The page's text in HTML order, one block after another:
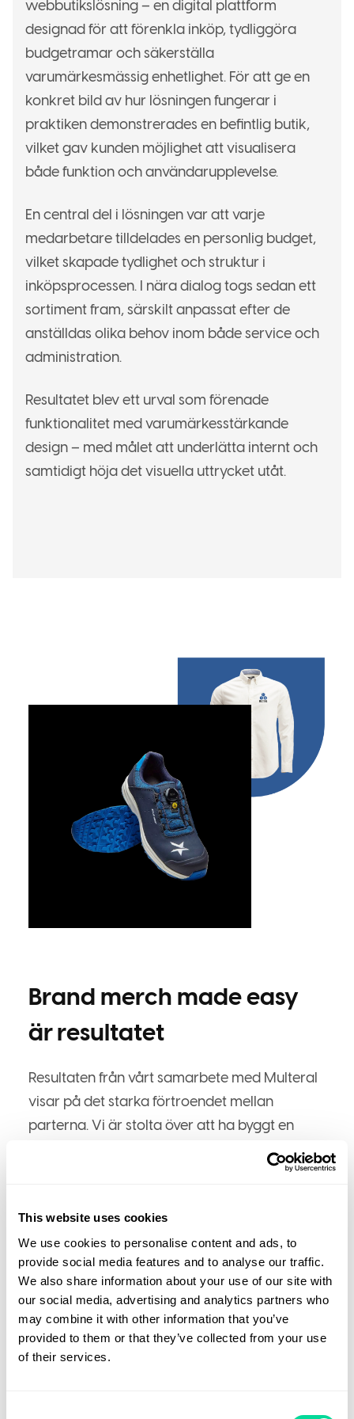
This website uses cookies
We use cookies to personalise content and ads, to
provide social media features and to analyse our traffic.
We also share information about your use of our site with
our social media, advertising and analytics partners who
may combine it with other information that you’ve
provided to them or that they’ve collected from your use
of their services.
webbutikslösning – en digital plattform
designad för att förenkla inköp, tydliggöra
budgetramar och säkerställa
varumärkesmässig enhetlighet. För att ge en
konkret bild av hur lösningen fungerar i
praktiken demonstrerades en befintlig butik,
vilket gav kunden möjlighet att visualisera
både funktion och användarupplevelse.
En central del i lösningen var att varje
medarbetare tilldelades en personlig budget,
vilket skapade tydlighet och struktur i
inköpsprocessen. I nära dialog togs sedan ett
sortiment fram, särskilt anpassat efter de
anställdas olika behov inom både service och
administration.
Resultatet blev ett urval som förenade
funktionalitet med varumärkesstärkande
design – med målet att underlätta internt och
samtidigt höja det visuella uttrycket utåt.
Brand merch made easy
är resultatet
Resultaten från vårt samarbete med Multeral
visar på det starka förtroendet mellan
parterna. Vi är stolta över att ha byggt en
relation baserad på ömsesidig tillit och en
djup förståelse för deras specifika behov och
Ett av de mest övertygande bevisen på det
framgångsrika partnerskapet är den
markanta ökningen i regelbundna inköp från
Multeral. Detta är en tydlig indikation på vår
förmåga att möta deras behov och överträffa
förväntningarna. Dessutom valde de att byta